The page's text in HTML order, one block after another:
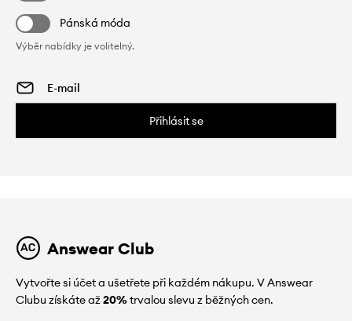
Pánská móda
Výběr nabídky je volitelný.
Přihlásit se
Answear Club
Vytvořte si účet a ušetřete při každém nákupu. V Answear
Clubu získáte až20%trvalou slevu z běžných cen.